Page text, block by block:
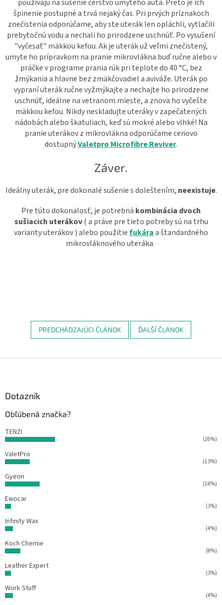
používajú na sušenie čerstvo umytého auta. Preto je ich
špinenie postupné a trvá nejaký čas. Pri prvých príznakoch
znečistenia odporúčame, aby ste uterák len opláchli, vytlačili
prebytočnú vodu a nechali ho prirodzene uschnúť. Po vysušení
"vyčesať" mäkkou kefou. Ak je uterák už veľmi znečistený,
umyte ho prípravkom na pranie mikrovlákna buď ručne alebo v
práčke v programe prania rúk pri teplote do 40 °C, bez
žmýkania a hlavne bez zmäkčovadiel a aviváže. Uterák po
vypraní uterák ručne vyžmýkajte a nechajte ho prirodzene
uschnúť, ideálne na vetranom mieste, a znova ho vyčešte
mäkkou kefou. Nikdy neskladujte uteráky v zapečatených
nádobách alebo škatuliach, keď sú mokré alebo vlhké! Na
pranie uterákov z mikrovlákna odporúčame cenovo
dostupnýValetpro Microfibre Reviver.
Záver.
Ideálny uterák, pre dokonalé sušenie s doleštením, neexistuje.
Pre túto dokonalosť, je potrebná kombinácia dvoch
sušiacich uterákov( a práve pre tieto potreby sú na trhu
varianty uterákov ) alebo použitiefukáraa štandardného
mikrovláknového uteráka.
PREDCHÁDZAJÚCI ČLÁNOK ĎALŠÍ ČLÁNOK
Dotazník
Obľúbená značka?
TENZI
(26%)
ValetPro
(13%)
Gyeon
(18%)
Ewocar
(3%)
Infinity Wax
(4%)
Koch Chemie
(8%)
Leather Expert
(3%)
Work Stuff
(4%)